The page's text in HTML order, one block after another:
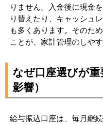
りません。入金後に現金
り替えたり、キャッシュ
も多くあります。そのた
ことが、家計管理のしや
なぜ口座選びが
影響）
給与振込口座は、毎月継